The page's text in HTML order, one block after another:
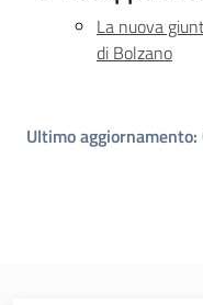
La nuova
di Bolzano
Ultimo aggiornamento: